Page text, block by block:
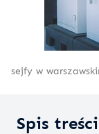
sejfy w
Spis treści